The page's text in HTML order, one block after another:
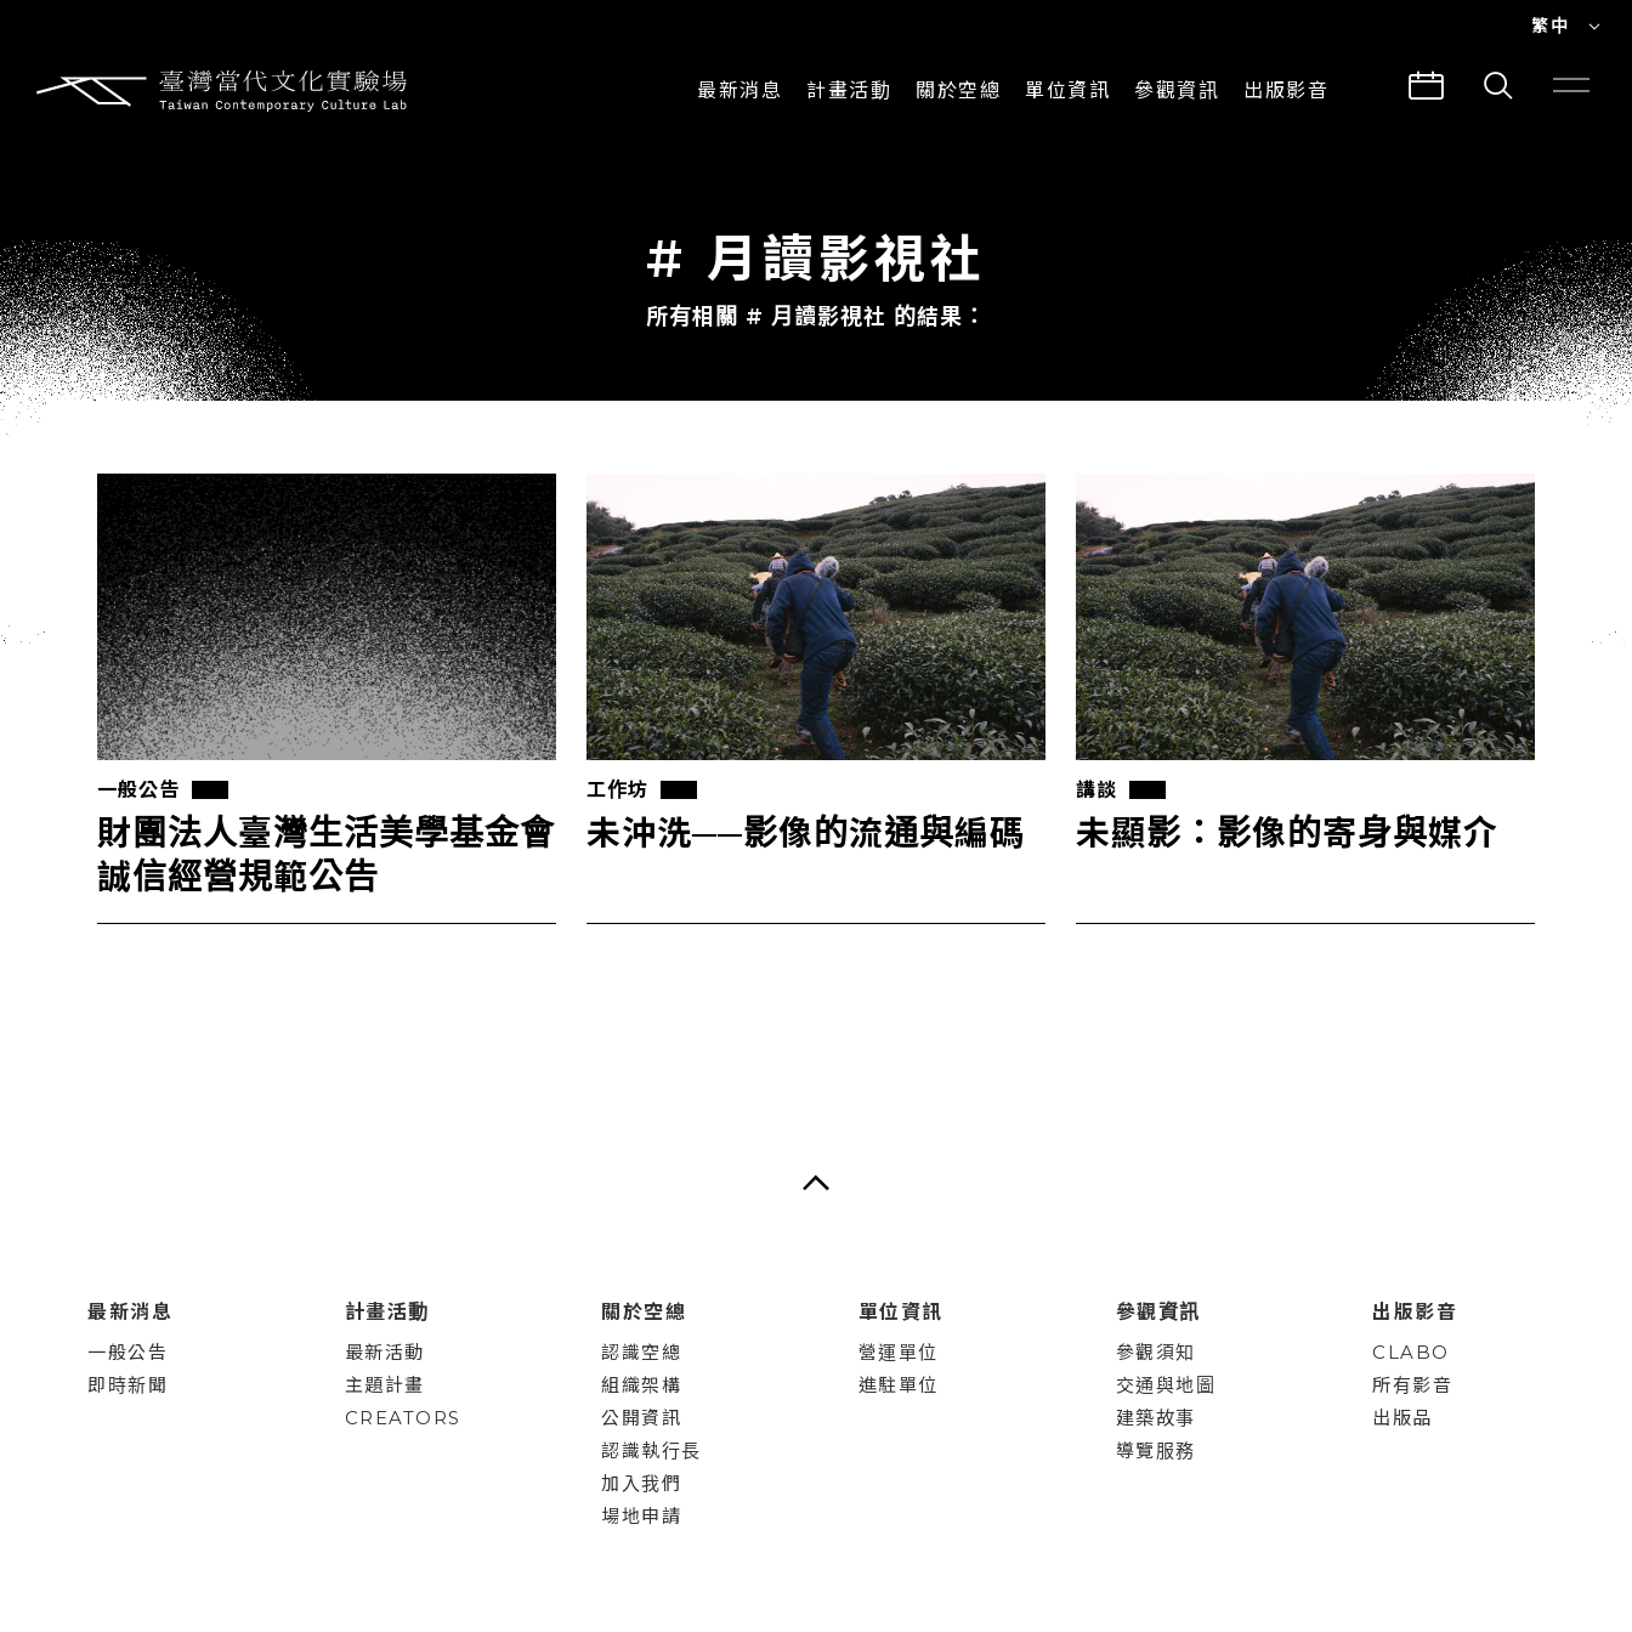
繁中
最新消息 計畫活動
CREATORS
關於空總
公開資訊
場地申請
單位資訊 參觀資訊 出版影音
# 月讀影視社
所有相關 # 月讀影視社 的結果：
一般公告
財團法人臺灣生活美學基金會
誠信經營規範公告
工作坊
未沖洗──影像的流通與編碼
講談
未顯影：影像的寄身與媒介
最新消息
一般公告
即時新聞
計畫活動
最新活動
主題計畫
CREATORS
關於空總
認識空總
組織架構
公開資訊
認識執行長
加入我們
場地申請
單位資訊
營運單位
進駐單位
參觀資訊
參觀須知
交通與地圖
建築故事
導覽服務
出版影音
CLABO
所有影音
出版品